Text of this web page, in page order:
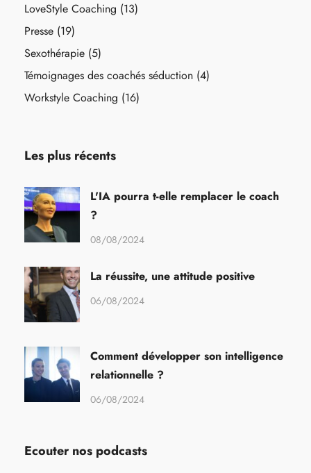
LoveStyle Coaching (13)
Presse (19)
Sexothérapie (5)
Témoignages des coachés séduction (4)
Workstyle Coaching (16)
Les plus récents
L'IA pourra t-elle remplacer le coach
?
08/08/2024
La réussite, une attitude positive
06/08/2024
Comment développer son intelligence
relationnelle ?
06/08/2024
Ecouter nos podcasts